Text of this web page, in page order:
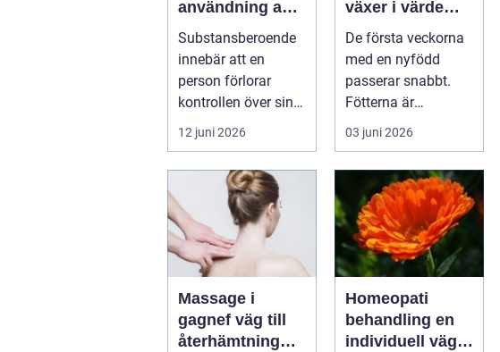
användning av
alkohol och
droger tar över
vardagen
Substansberoende
innebär att en
person förlorar
kontrollen över sin
konsumtion av
alkohol, läkemedel...
12 juni 2026
växer i värde
med åren
De första veckorna
med en nyfödd
passerar snabbt.
Fötterna är
pyttesmå, huden är
mjuk och varje lite...
03 juni 2026
Massage i
gagnef väg till
återhämtning
Homeopati
behandling en
individuell väg